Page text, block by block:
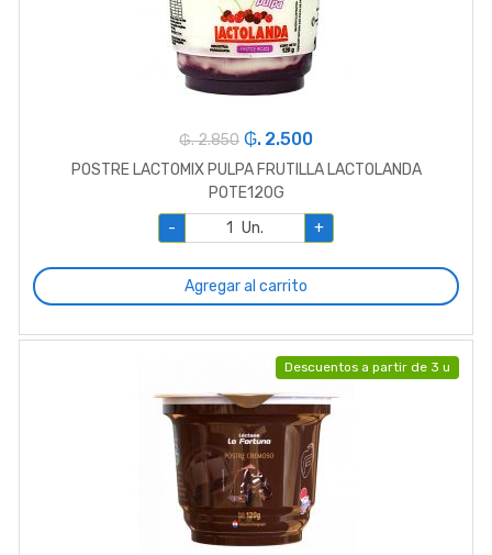
₲. 2.850 ₲. 2.500
POSTRE LACTOMIX PULPA FRUTILLA LACTOLANDA
POTE120G
-
Un. +
Agregar al carrito
Descuentos a partir de 3 u